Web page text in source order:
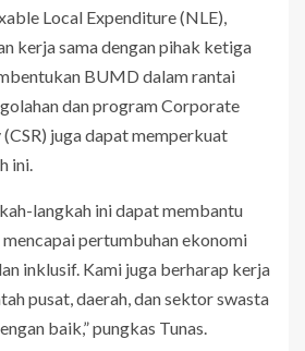
Local Expenditure (NLE),
kerja sama dengan pihak ketiga
BUMD dalam rantai
dan program Corporate
juga dapat memperkuat
ini.
langkah ini dapat membantu
pertumbuhan ekonomi
inklusif. Kami juga berharap kerja
pusat, daerah, dan sektor swasta
baik,” pungkas Tunas.